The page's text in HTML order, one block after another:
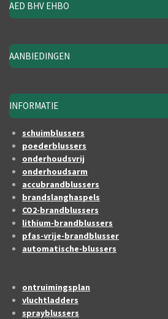
AED BHV EHBO
AANBIEDINGEN
INFORMATIE
schuimblussers
poederblussers
onderhoudsvrij
onderhoudsarm
accubrandblussers
brandslanghaspels
CO2-brandblussers
lithium-brandblussers
pfas-vrije-brandblusser
automatische-blussers
ontruimingsplan
vluchtladders
sprayblussers